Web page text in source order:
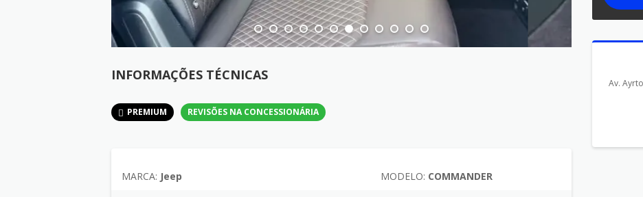
INFORMAÇÕES TÉCNICAS
PREMIUM REVISÕES NA CONCESSIONÁRIA
MARCA: Jeep MODELO: COMMANDER
Av.